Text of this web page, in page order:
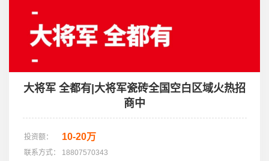
大将军 全都有|大将军瓷砖全国空白区域火热招
商中
投资额： 10-20万
联系方式：
18807570343